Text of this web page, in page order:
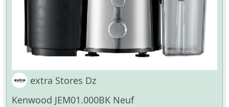
extra Stores Dz
Kenwood JEM01.000BK Neuf